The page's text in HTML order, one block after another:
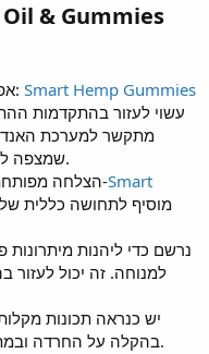
אפשר להעלות על הדעת התרופפות: Smart Hemp Gummies
שמצפה לקטע בפיקוח על מתח וחוסר שקט.
הצלחה מפותחת נוספת: כמה לקוחות מדווחים ש-Smart
למנוחה. זה יכול לעזור
בהקלה על החרדה ובמתן חסות לשגשוג מפרקים ושרירים.